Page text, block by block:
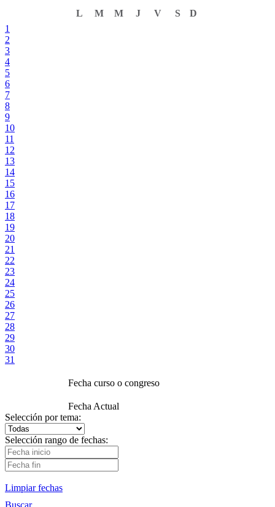
L M M J V S
D
1
2
3
4
5
6
7
8
9
10
11
12
13
14
15
16
17
18
19
20
21
22
23
24
25
26
27
28
29
30
31
Fecha curso o congreso
Fecha Actual
Selección por tema:
Selección rango de fechas:
Limpiar fechas